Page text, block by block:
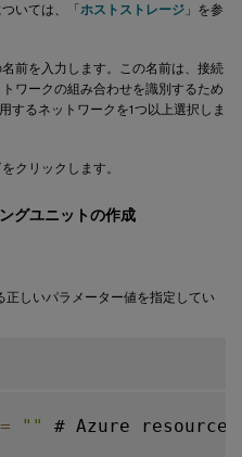
いては、「ホストストレージ 」を参
前を入力します。この名前は、接続
ワークの組み合わせを識別するため
るネットワークを1つ以上選択しま
をクリックします。
グユニットの作成
正しいパラメーター値を指定してい
= "" # Azure resource